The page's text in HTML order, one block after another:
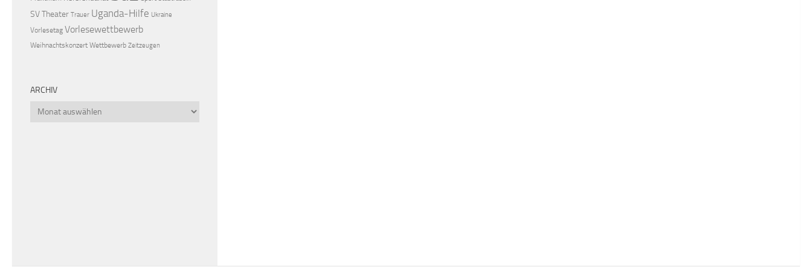
SVTheater Trauer Uganda-Hilfe Ukraine
Vorlesetag Vorlesewettbewerb
Weihnachtskonzert Wettbewerb Zeitzeugen
ARCHIV